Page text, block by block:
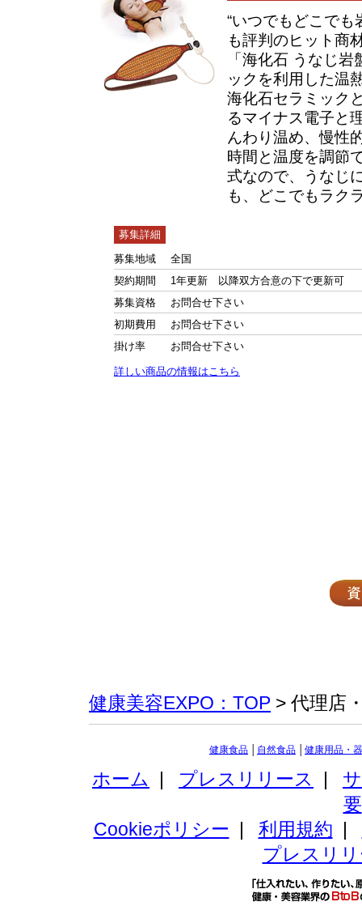
“いつでもどこで
も評判のヒット商
「海化石 うなじ
ックを利用した温
海化石セラミック
るマイナス電子と
んわり温め、慢性
時間と温度を調節
式なので、うなじ
も、どこでもラク
募集詳細
募集地域
全国
契約期間
1年更新 以降双方合意の下で更新可
募集資格
お問合せ下さい
初期費用
お問合せ下さい
掛け率
お問合せ下さい
詳しい商品の情報はこちら
健康美容EXPO：TOP > 代理店
健康食品 自然食品 健康用品・
ホーム | プレスリリース |
要
Cookieポリシー | 利用規約 |
プレスリ